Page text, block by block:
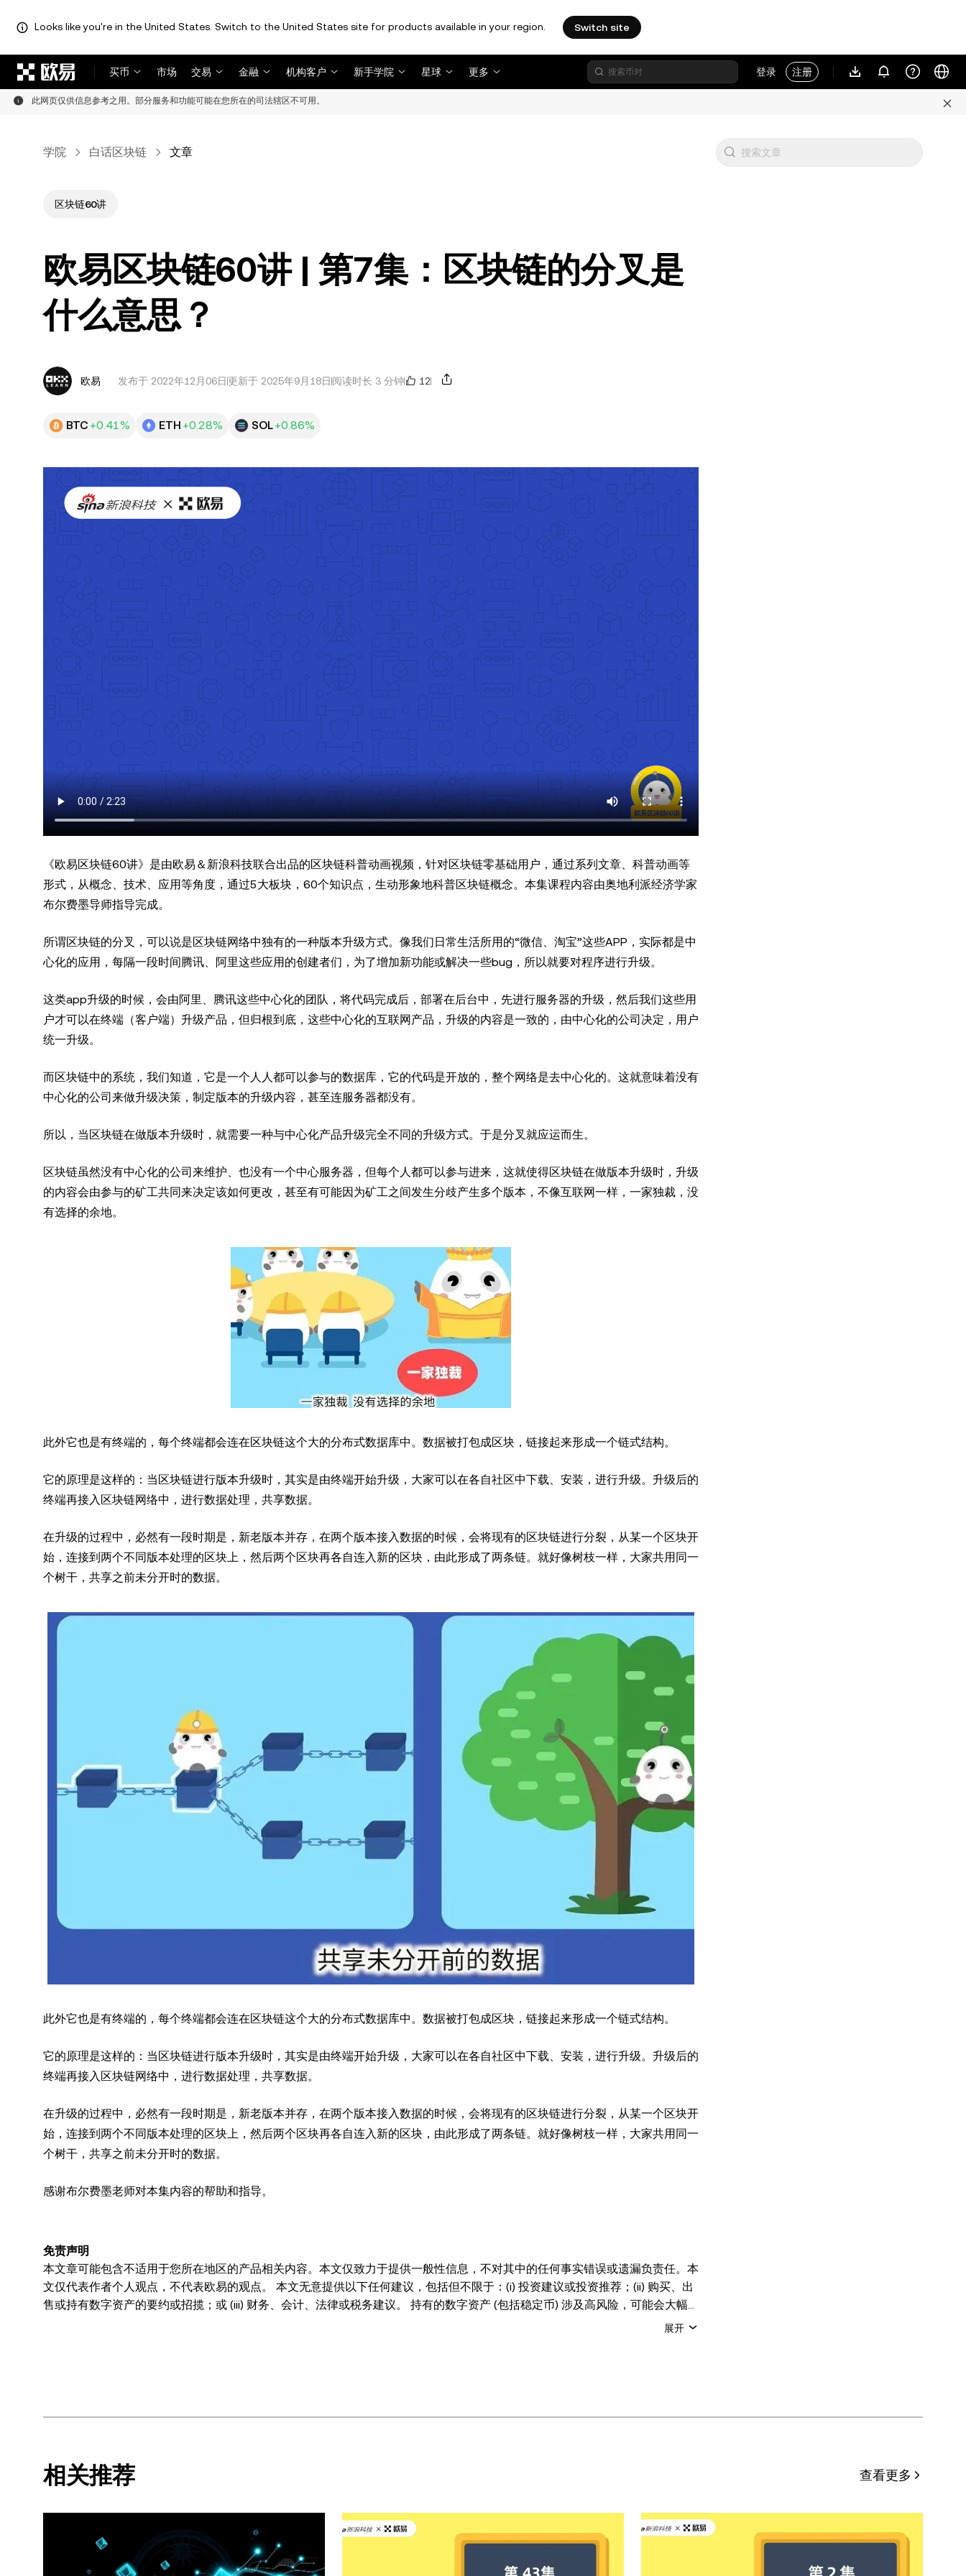
Looks like you're in the United States. Switch to the United States site for products available in your region. Switch site
买币
市场 交易 金融 机构客户 新手学院 星球 更多 登录 注册
此网页仅供信息参考之用。部分服务和功能可能在您所在的司法辖区不可用。
学院 白话区块链 文章
区块链60讲
欧易区块链60讲 | 第7集：区块链的分叉是
什么意思？
欧易 发布于 2022年12月06日 更新于 2025年9月18日 阅读时长 3 分钟 12
BTC +0.41% ETH +0.28% SOL+0.86%
《欧易区块链60讲》是由欧易＆新浪科技联合出品的区块链科普动画视频，针对区块链零基础用户，通过系列文章、科普动画等
形式，从概念、技术、应用等角度，通过5大板块，60个知识点，生动形象地科普区块链概念。本集课程内容由奥地利派经济学家
布尔费墨导师指导完成。
所谓区块链的分叉，可以说是区块链网络中独有的一种版本升级方式。像我们日常生活所用的“微信、淘宝”这些APP，实际都是中
心化的应用，每隔一段时间腾讯、阿里这些应用的创建者们，为了增加新功能或解决一些bug，所以就要对程序进行升级。
这类app升级的时候，会由阿里、腾讯这些中心化的团队，将代码完成后，部署在后台中，先进行服务器的升级，然后我们这些用
户才可以在终端（客户端）升级产品，但归根到底，这些中心化的互联网产品，升级的内容是一致的，由中心化的公司决定，用户
统一升级。
而区块链中的系统，我们知道，它是一个人人都可以参与的数据库，它的代码是开放的，整个网络是去中心化的。这就意味着没有
中心化的公司来做升级决策，制定版本的升级内容，甚至连服务器都没有。
所以，当区块链在做版本升级时，就需要一种与中心化产品升级完全不同的升级方式。于是分叉就应运而生。
区块链虽然没有中心化的公司来维护、也没有一个中心服务器，但每个人都可以参与进来，这就使得区块链在做版本升级时，升级
的内容会由参与的矿工共同来决定该如何更改，甚至有可能因为矿工之间发生分歧产生多个版本，不像互联网一样，一家独裁，没
有选择的余地。
此外它也是有终端的，每个终端都会连在区块链这个大的分布式数据库中。数据被打包成区块，链接起来形成一个链式结构。
它的原理是这样的：当区块链进行版本升级时，其实是由终端开始升级，大家可以在各自社区中下载、安装，进行升级。升级后的
终端再接入区块链网络中，进行数据处理，共享数据。
在升级的过程中，必然有一段时期是，新老版本并存，在两个版本接入数据的时候，会将现有的区块链进行分裂，从某一个区块开
始，连接到两个不同版本处理的区块上，然后两个区块再各自连入新的区块，由此形成了两条链。就好像树枝一样，大家共用同一
个树干，共享之前未分开时的数据。
此外它也是有终端的，每个终端都会连在区块链这个大的分布式数据库中。数据被打包成区块，链接起来形成一个链式结构。
它的原理是这样的：当区块链进行版本升级时，其实是由终端开始升级，大家可以在各自社区中下载、安装，进行升级。升级后的
终端再接入区块链网络中，进行数据处理，共享数据。
在升级的过程中，必然有一段时期是，新老版本并存，在两个版本接入数据的时候，会将现有的区块链进行分裂，从某一个区块开
始，连接到两个不同版本处理的区块上，然后两个区块再各自连入新的区块，由此形成了两条链。就好像树枝一样，大家共用同一
个树干，共享之前未分开时的数据。
感谢布尔费墨老师对本集内容的帮助和指导。
免责声明
本文章可能包含不适用于您所在地区的产品相关内容。本文仅致力于提供一般性信息，不对其中的任何事实错误或遗漏负责任。本
文仅代表作者个人观点，不代表欧易的观点。 本文无意提供以下任何建议，包括但不限于：(i) 投资建议或投资推荐；(ii) 购买、出
售或持有数字资产的要约或招揽；或 (iii) 财务、会计、法律或税务建议。 持有的数字资产 (包括稳定币) 涉及高风险，可能会大幅
波动，甚至变得毫无价值。您应根据自己的财务状况仔细考虑交易或持有数字资产是否适合您。有关您具体情况的问题，请咨询您
展开
相关推荐 查看更多